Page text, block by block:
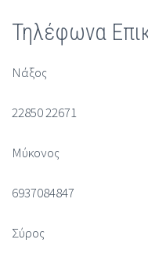
Τηλέφωνα
Νάξος
22850 22671
Μύκονος
6937084847
Σύρος